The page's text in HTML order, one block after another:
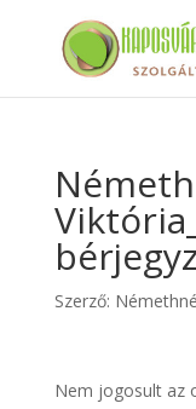
Szerző:
Nem jogosult az